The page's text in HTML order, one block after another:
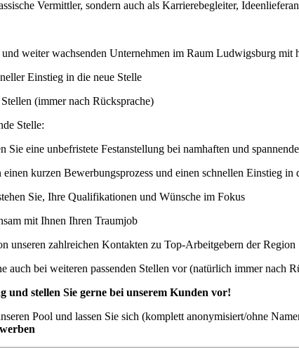
Vermittler, sondern auch als Karrierebegleiter,
weiter wachsenden Unternehmen im Raum Ludwigsburg
Einstieg in die neue Stelle
(immer nach Rücksprache)
Stelle:
eine unbefristete Festanstellung bei namhaften und
kurzen Bewerbungsprozess und einen schnellen Einstieg in
Sie, Ihre Qualifikationen und Wünsche im Fokus
mit Ihnen Ihren Traumjob
unseren zahlreichen Kontakten zu Top-Arbeitgebern der Region
auch bei weiteren passenden Stellen vor (natürlich immer nach
stellen Sie gerne bei unserem Kunden vor!
Pool und lassen Sie sich (komplett anonymisiert/ohne